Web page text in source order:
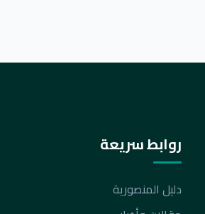
روابط سريعة
دليل المنصورية